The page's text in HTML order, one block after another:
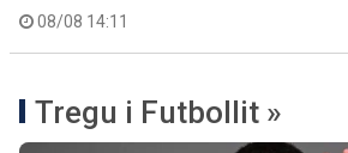
08/08 14:11
Tregu i Futbollit »